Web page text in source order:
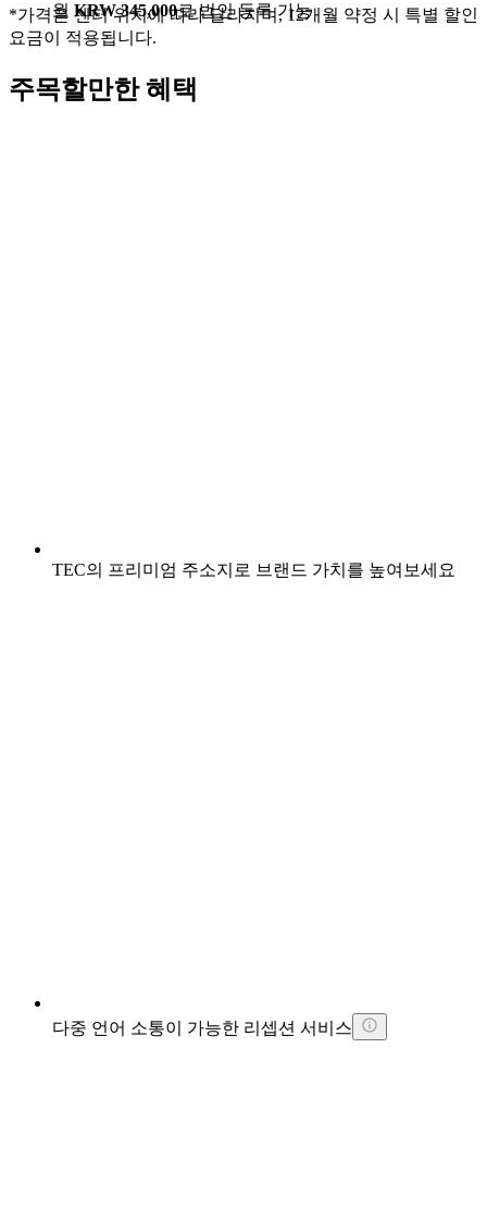
월 KRW 345,000로 법인 등록 가능
*가격은 센터 위치에 따라 달라지며, 12개월 약정 시 특별 할인
요금이 적용됩니다.
주목할만한 혜택
TEC의 프리미엄 주소지로 브랜드 가치를 높여보세요
다중 언어 소통이 가능한 리셉션 서비스